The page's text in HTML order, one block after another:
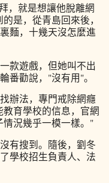
，就是想讓他脫離網
是，從青島回來後，
麵，十幾天沒怎麼進
款遊戲，但她叫不出
番勸說，"沒有用"。
辦法，專門戒除網癮
育學校的信息，官網
況幾乎一模一樣。"
有搜到。隨後，劉冬
學校招生負責人、法